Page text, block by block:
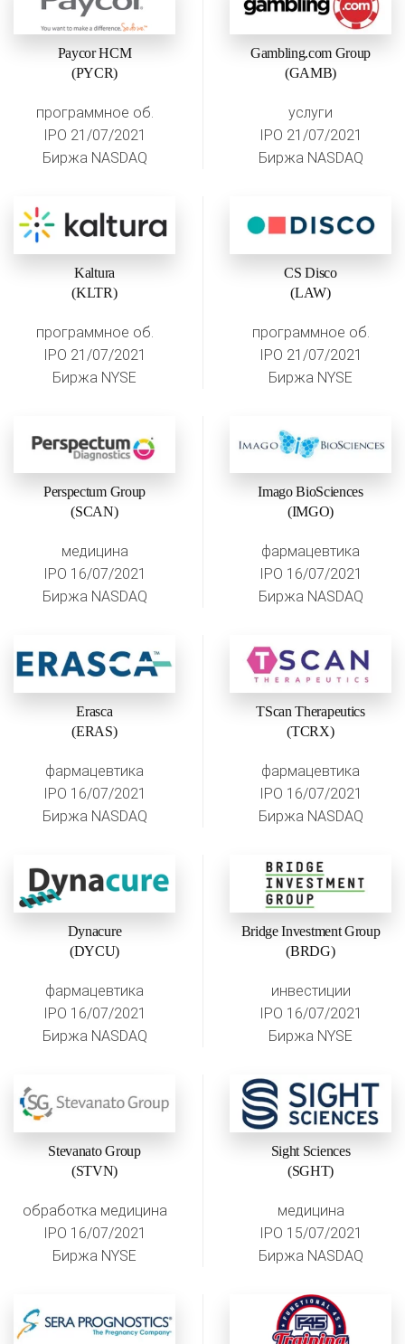
Paycor HCM
(PYCR)
программное об.
IPO 21/07/2021
Биржа NASDAQ
Gambling.com Group
(GAMB)
услуги
IPO 21/07/2021
Биржа NASDAQ
Kaltura
(KLTR)
программное об.
IPO 21/07/2021
Биржа NYSE
CS Disco
(LAW)
программное об.
IPO 21/07/2021
Биржа NYSE
Perspectum Group
(SCAN)
медицина
IPO 16/07/2021
Биржа NASDAQ
Imago BioSciences
(IMGO)
фармацевтика
IPO 16/07/2021
Биржа NASDAQ
Erasca
(ERAS)
фармацевтика
IPO 16/07/2021
Биржа NASDAQ
TScan Therapeutics
(TCRX)
фармацевтика
IPO 16/07/2021
Биржа NASDAQ
Dynacure
(DYCU)
фармацевтика
IPO 16/07/2021
Биржа NASDAQ
Bridge Investment Group
(BRDG)
инвестиции
IPO 16/07/2021
Биржа NYSE
Stevanato Group
(STVN)
обработка медицина
IPO 16/07/2021
Биржа NYSE
Sight Sciences
(SGHT)
медицина
IPO 15/07/2021
Биржа NASDAQ